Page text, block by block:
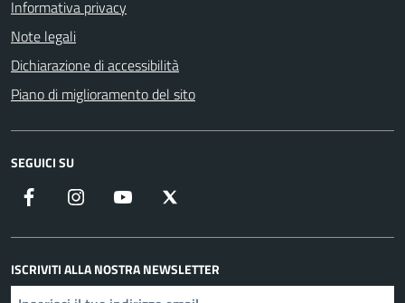
Informativa privacy
Note legali
Dichiarazione di accessibilità
Piano di miglioramento del sito
SEGUICI SU
Facebook Instagram YouTube
ISCRIVITI ALLA NOSTRA NEWSLETTER